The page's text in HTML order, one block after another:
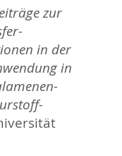
zur
in der
in